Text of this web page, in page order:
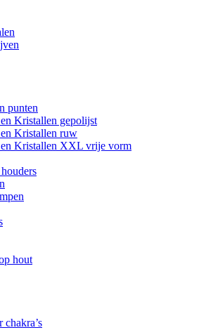
punten
Kristallen gepolijst
Kristallen ruw
Kristallen XXL vrije vorm
hout